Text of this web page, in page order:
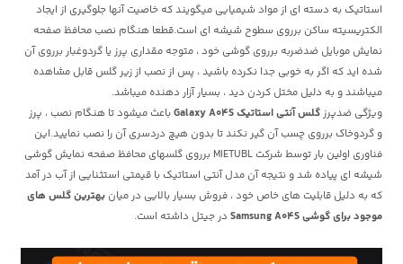
استاتیک به دسته ای از مواد شیمیایی میگویند که خاصیت آنها جلوگیری از ایجاد
الکتریسیته ساکن برروی سطوح شیشه ای است.قطعا هنگام نصب محافظ صفحه
نمایش موبایل ضدضربه برروی گوشی خود ، متوجه مقداری پرز یا گردوغبار برروی آن
شده اید که اگر به خوبی جدا نکرده باشید ، پس از نصب از زیر گلس قابل مشاهده
میباشند و به دلیل مختل کردن دید ، بسیار آزار دهنده میباشد.
ویژگی ضدپرزگلس آنتی استاتیک Galaxy A04S
باعث میشود تا هنگام نصب ، پرز
و گردوخاک برروی چسب آن گیر نکند تا بدون هیچ دردسری آن را نصب نمایید.این
فناوری اولین بار توسط شرکت MIETUBL برروی گلسهای محافظ صفحه نمایش گوشی
شیشه ای پیاده شد و نتیجه آن مدل آنتی استاتیک با قیمتی استثنایی از آب در آمد
که به دلیل قابلیت های خاص خود ، فروش بسیار بالایی در میانبهترین گلس های
موجود برای گوشی Samsung A04S
در جیتل داشته است.